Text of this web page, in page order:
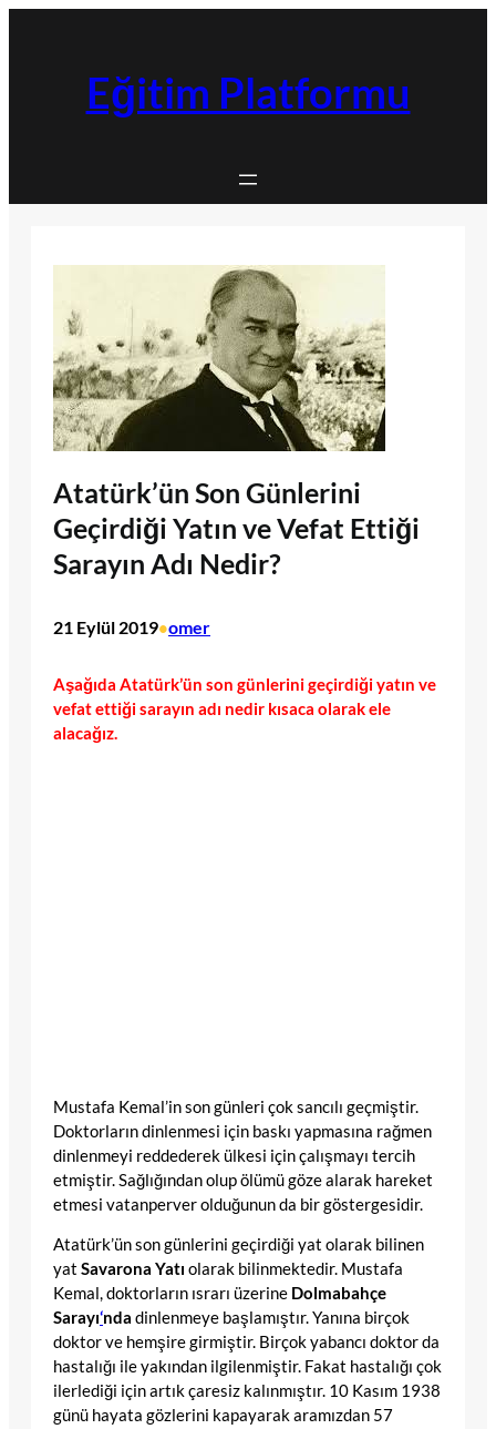
Eğitim Platformu
Atatürk’ün Son Günlerini
Geçirdiği Yatın ve Vefat Ettiği
Sarayın Adı Nedir?
21 Eylül 2019•omer
Aşağıda Atatürk’ün son günlerini geçirdiği yatın ve
vefat ettiği sarayın adı nedir kısaca olarak ele
alacağız.
Mustafa Kemal’in son günleri çok sancılı geçmiştir.
Doktorların dinlenmesi için baskı yapmasına rağmen
dinlenmeyi reddederek ülkesi için çalışmayı tercih
etmiştir. Sağlığından olup ölümü göze alarak hareket
etmesi vatanperver olduğunun da bir göstergesidir.
Atatürk’ün son günlerini geçirdiği yat olarak bilinen
yat Savarona Yatı olarak bilinmektedir. Mustafa
Kemal, doktorların ısrarı üzerine Dolmabahçe
Sarayı‘nda dinlenmeye başlamıştır. Yanına birçok
doktor ve hemşire girmiştir. Birçok yabancı doktor da
hastalığı ile yakından ilgilenmiştir. Fakat hastalığı çok
ilerlediği için artık çaresiz kalınmıştır. 10 Kasım 1938
günü hayata gözlerini kapayarak aramızdan 57